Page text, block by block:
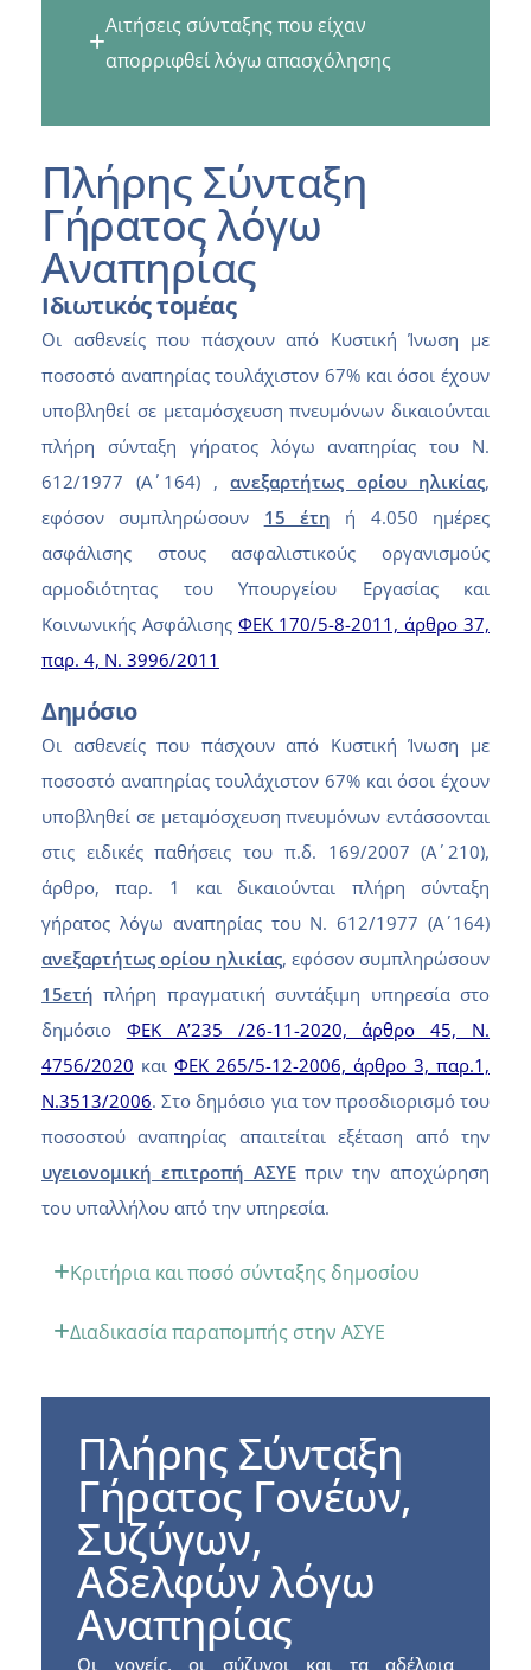
Αιτήσεις σύνταξης που είχαν
απορριφθεί λόγω απασχόλησης
Πλήρης Σύνταξη
Γήρατος λόγω
Αναπηρίας
Ιδιωτικός τομέας
Οι ασθενείς που πάσχουν από Κυστική Ίνωση με
ποσοστό αναπηρίας τουλάχιστον 67% και όσοι έχουν
υποβληθεί σε μεταμόσχευση πνευμόνων δικαιούνται
πλήρη σύνταξη γήρατος λόγω αναπηρίας του Ν.
612/1977 (Α΄ 164) , ανεξαρτήτως ορίου ηλικίας,
εφόσον συμπληρώσουν 15 έτη ή 4.050 ημέρες
ασφάλισης στους ασφαλιστικούς οργανισμούς
αρμοδιότητας του Υπουργείου Εργασίας και
Κοινωνικής Ασφάλισης ΦΕΚ 170/5-8-2011, άρθρο 37,
παρ. 4, Ν. 3996/2011
Δημόσιο
Οι ασθενείς που πάσχουν από Κυστική Ίνωση με
ποσοστό αναπηρίας τουλάχιστον 67% και όσοι έχουν
υποβληθεί σε μεταμόσχευση πνευμόνων εντάσσονται
στις ειδικές παθήσεις του π.δ. 169/2007 (Α΄ 210),
άρθρο, παρ. 1 και δικαιούνται πλήρη σύνταξη
γήρατος λόγω αναπηρίας του Ν. 612/1977 (Α΄ 164)
ανεξαρτήτως ορίου ηλικίας, εφόσον συμπληρώσουν
15ετή πλήρη πραγματική συντάξιμη υπηρεσία στο
δημόσιο ΦΕΚ A’235 /26-11-2020, άρθρο 45, Ν.
4756/2020 και ΦΕΚ 265/5-12-2006, άρθρο 3, παρ.1,
Ν.3513/2006. Στο δημόσιο για τον προσδιορισμό του
ποσοστού αναπηρίας απαιτείται εξέταση από την
υγειονομική επιτροπή ΑΣΥΕπριν την αποχώρηση
του υπαλλήλου από την υπηρεσία.
Κριτήρια και ποσό σύνταξης δημοσίου
Διαδικασία παραπομπής στην ΑΣΥΕ
Πλήρης Σύνταξη
Γήρατος Γονέων,
Συζύγων,
Αδελφών λόγω
Αναπηρίας
Οι γονείς, οι σύζυγοι και τα αδέλφια